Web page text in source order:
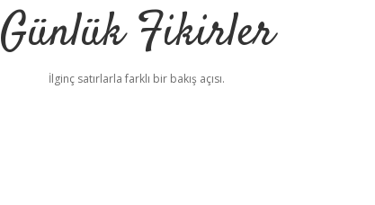
Günlük Fikirler
İlginç satırlarla farklı bir bakış açısı.